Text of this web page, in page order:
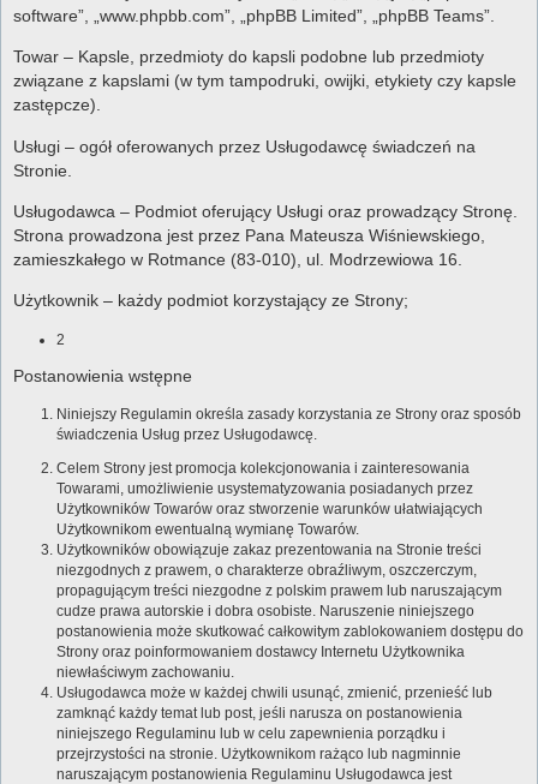
software”, „www.phpbb.com”, „phpBB Limited”, „phpBB Teams”.
Towar – Kapsle, przedmioty do kapsli podobne lub przedmioty
związane z kapslami (w tym tampodruki, owijki, etykiety czy kapsle
zastępcze).
Usługi – ogół oferowanych przez Usługodawcę świadczeń na
Stronie.
Usługodawca – Podmiot oferujący Usługi oraz prowadzący Stronę.
Strona prowadzona jest przez Pana Mateusza Wiśniewskiego,
zamieszkałego w Rotmance (83-010), ul. Modrzewiowa 16.
Użytkownik – każdy podmiot korzystający ze Strony;
2
Postanowienia wstępne
Niniejszy Regulamin określa zasady korzystania ze Strony oraz sposób
świadczenia Usług przez Usługodawcę.
Celem Strony jest promocja kolekcjonowania i zainteresowania
Towarami, umożliwienie usystematyzowania posiadanych przez
Użytkowników Towarów oraz stworzenie warunków ułatwiających
Użytkownikom ewentualną wymianę Towarów.
Użytkowników obowiązuje zakaz prezentowania na Stronie treści
niezgodnych z prawem, o charakterze obraźliwym, oszczerczym,
propagującym treści niezgodne z polskim prawem lub naruszającym
cudze prawa autorskie i dobra osobiste. Naruszenie niniejszego
postanowienia może skutkować całkowitym zablokowaniem dostępu do
Strony oraz poinformowaniem dostawcy Internetu Użytkownika
niewłaściwym zachowaniu.
Usługodawca może w każdej chwili usunąć, zmienić, przenieść lub
zamknąć każdy temat lub post, jeśli narusza on postanowienia
niniejszego Regulaminu lub w celu zapewnienia porządku i
przejrzystości na stronie. Użytkownikom rażąco lub nagminnie
naruszającym postanowienia Regulaminu Usługodawca jest